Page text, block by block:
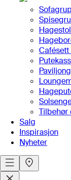
Tilbehør
Salg
Inspirasjon
Nyheter